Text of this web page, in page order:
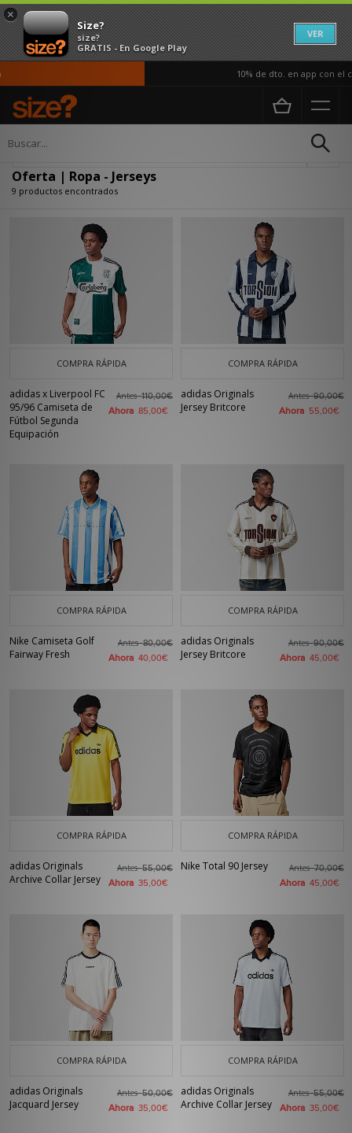
×
Size?
size?
GRATIS - En Google Play
VER
10% de dto. en app con el
Página principal
Oferta | Ropa - Jerseys
9 productos encontrados
COMPRA RÁPIDA
adidas x Liverpool FC
95/96 Camiseta de
Fútbol Segunda
Equipación
Antes110,00€
Ahora 85,00€
COMPRA RÁPIDA
adidas Originals
Jersey Britcore
Antes90,00€
Ahora 55,00€
COMPRA RÁPIDA
Nike Camiseta Golf
Fairway Fresh
Antes80,00€
Ahora 40,00€
COMPRA RÁPIDA
adidas Originals
Jersey Britcore
Antes90,00€
Ahora 45,00€
COMPRA RÁPIDA
adidas Originals
Archive Collar Jersey
Antes55,00€
Ahora 35,00€
COMPRA RÁPIDA
Nike Total 90 Jersey Antes70,00€
Ahora 45,00€
COMPRA RÁPIDA
adidas Originals
Jacquard Jersey
Antes50,00€
Ahora 35,00€
COMPRA RÁPIDA
adidas Originals
Archive Collar Jersey
Antes55,00€
Ahora 35,00€